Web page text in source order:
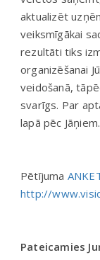
aktualizēt
veiksmīgākai
rezultāti tiks
organizēšanai
veidošanā,
svarīgs. Par
lapā pēc Jāņiem.
Pētījuma
http://
Pateicamies